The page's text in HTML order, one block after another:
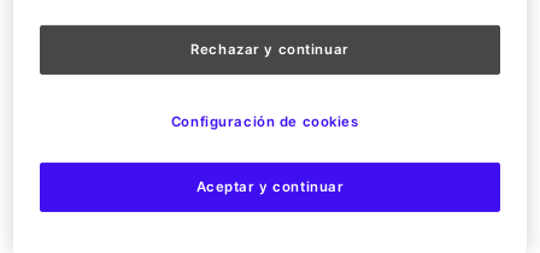
Rechazar y continuar
Aceptar y continuar
Configuración de cookies